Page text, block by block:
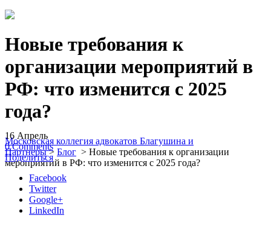
Новые требования к
организации мероприятий в
РФ: что изменится с 2025
года?
Московская коллегия адвокатов Благушина и
Партнеры> Блог > Новые требования к организации
мероприятий в РФ: что изменится с 2025 года?
16 Апрель
0 Comments
Поделиться
Facebook
Twitter
Google+
LinkedIn